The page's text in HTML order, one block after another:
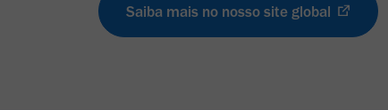
Saiba mais no nosso site global